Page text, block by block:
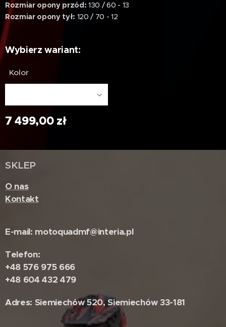
Rozmiar opony przód: 130 / 60 - 13
Rozmiar opony tył: 120 / 70 - 12
Wybierz wariant:
Kolor
7 499,00zł
SKLEP
O nas
Kontakt
E-mail: motoquadmf@interia.pl
Telefon:
+48 576 975 666
+48 604 432 479
Adres: Siemiechów 520, Siemiechów 33-181